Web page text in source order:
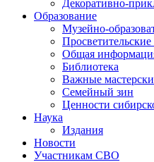
Декоративно-
Образование
Музейно-
Общая
Библиотека
Важные
Семейный зин
Ценности
Наука
Издания
Новости
Участникам СВО